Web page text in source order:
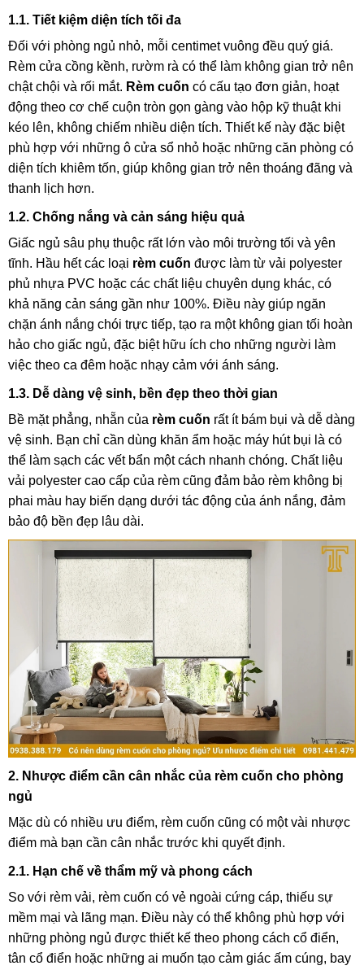
1.1. Tiết kiệm diện tích tối đa
Đối với phòng ngủ nhỏ, mỗi centimet vuông đều quý giá.
Rèm cửa cồng kềnh, rườm rà có thể làm không gian trở nên
chật chội và rối mắt. Rèm cuốn có cấu tạo đơn giản, hoạt
động theo cơ chế cuộn tròn gọn gàng vào hộp kỹ thuật khi
kéo lên, không chiếm nhiều diện tích. Thiết kế này đặc biệt
phù hợp với những ô cửa sổ nhỏ hoặc những căn phòng có
diện tích khiêm tốn, giúp không gian trở nên thoáng đãng và
thanh lịch hơn.
1.2. Chống nắng và cản sáng hiệu quả
Giấc ngủ sâu phụ thuộc rất lớn vào môi trường tối và yên
tĩnh. Hầu hết các loại rèm cuốn được làm từ vải polyester
phủ nhựa PVC hoặc các chất liệu chuyên dụng khác, có
khả năng cản sáng gần như 100%. Điều này giúp ngăn
chặn ánh nắng chói trực tiếp, tạo ra một không gian tối hoàn
hảo cho giấc ngủ, đặc biệt hữu ích cho những người làm
việc theo ca đêm hoặc nhạy cảm với ánh sáng.
1.3. Dễ dàng vệ sinh, bền đẹp theo thời gian
Bề mặt phẳng, nhẵn của rèm cuốn rất ít bám bụi và dễ dàng
vệ sinh. Bạn chỉ cần dùng khăn ẩm hoặc máy hút bụi là có
thể làm sạch các vết bẩn một cách nhanh chóng. Chất liệu
vải polyester cao cấp của rèm cũng đảm bảo rèm không bị
phai màu hay biến dạng dưới tác động của ánh nắng, đảm
bảo độ bền đẹp lâu dài.
2. Nhược điểm cần cân nhắc của rèm cuốn cho phòng
ngủ
Mặc dù có nhiều ưu điểm, rèm cuốn cũng có một vài nhược
điểm mà bạn cần cân nhắc trước khi quyết định.
2.1. Hạn chế về thẩm mỹ và phong cách
So với rèm vải, rèm cuốn có vẻ ngoài cứng cáp, thiếu sự
mềm mại và lãng mạn. Điều này có thể không phù hợp với
những phòng ngủ được thiết kế theo phong cách cổ điển,
tân cổ điển hoặc những ai muốn tạo cảm giác ấm cúng, bay